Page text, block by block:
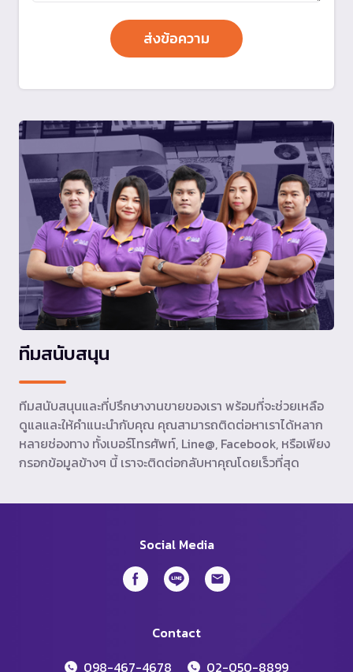
ทีมสนับสนุน
ทีมสนับสนุนและที่ปรึกษางานขายของเรา พร้อมที่จะช่วยเหลือ
ดูแลและให้คำแนะนำกับคุณ คุณสามารถติดต่อหาเราได้หลาก
หลายช่องทาง ทั้งเบอร์โทรศัพท์, Line@, Facebook, หรือเพียง
กรอกข้อมูลข้างๆ นี้ เราจะติดต่อกลับหาคุณโดยเร็วที่สุด
Social Media
Contact
098-467-4678
02-050-8899